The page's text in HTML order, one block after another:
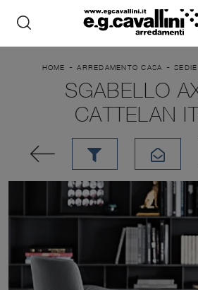
HOME -ARREDAMENTO CASA -SEDIE
SGABELLO
CATTELAN